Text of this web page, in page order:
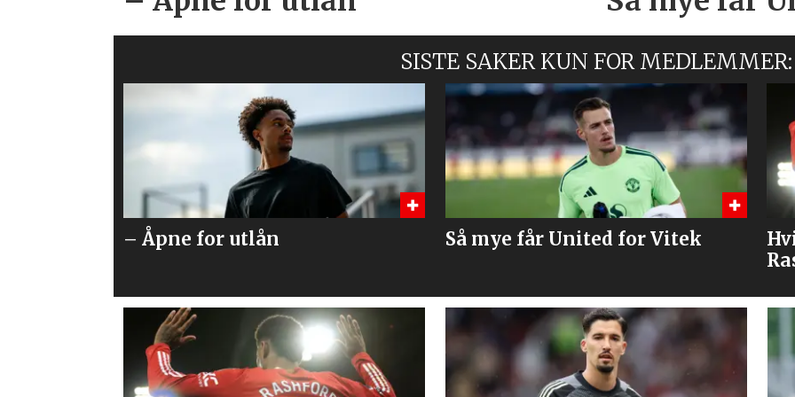
SISTE SAKER KUN FOR MEDLEMMER:
Så mye får United for Vitek
Hvilket draktnummer skal
–